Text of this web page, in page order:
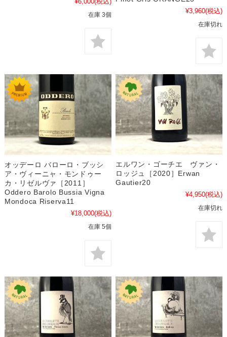
在庫 3個
¥3,960(税込)
在庫切れ
オッデーロ バローロ・ブッシ
ア・ヴィーニャ・モンドゥー
カ・リゼルヴァ［2011］
Oddero Barolo Bussia Vigna
Mondoca Riserva11
¥18,000(税込)
在庫 5個
エルワン・ゴーチエ ヴァン・
ロッジュ［2020］Erwan
Gautier20
¥4,950(税込)
在庫切れ